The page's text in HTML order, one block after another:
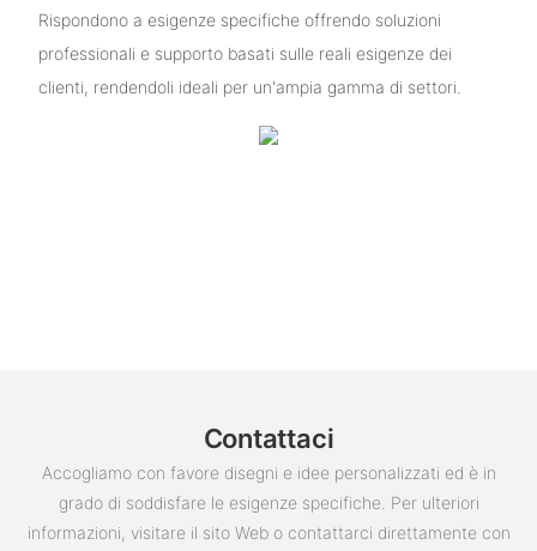
Rispondono a esigenze specifiche offrendo soluzioni
professionali e supporto basati sulle reali esigenze dei
clienti, rendendoli ideali per un'ampia gamma di settori.
Contattaci
Accogliamo con favore disegni e idee personalizzati ed è in
grado di soddisfare le esigenze specifiche. Per ulteriori
informazioni, visitare il sito Web o contattarci direttamente con